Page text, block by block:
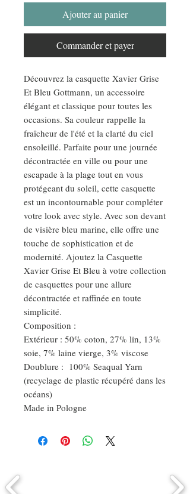
Ajouter au panier
Commander et payer
Découvrez la casquette Xavier Grise
Et Bleu Gottmann, un accessoire
élégant et classique pour toutes les
occasions. Sa couleur rappelle la
fraîcheur de l'été et la clarté du ciel
ensoleillé. Parfaite pour une journée
décontractée en ville ou pour une
escapade à la plage tout en vous
protégeant du soleil, cette casquette
est un incontournable pour compléter
votre look avec style. Avec son devant
de visière bleu marine, elle offre une
touche de sophistication et de
modernité. Ajoutez la Casquette
Xavier Grise Et Bleu à votre collection
de casquettes pour une allure
décontractée et raffinée en toute
simplicité.
Composition :
Extérieur : 50% coton, 27% lin, 13%
soie, 7% laine vierge, 3% viscose
Doublure : 100% Seaqual Yarn
(recyclage de plastic récupéré dans les
océans)
Made in Pologne